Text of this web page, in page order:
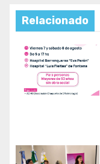
Relacionado